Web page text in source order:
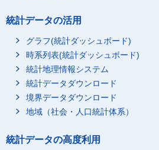
統計データの活用
グラフ(統計ダッシュボード)
時系列表(統計ダッシュボード)
統計地理情報システム
統計データダウンロード
境界データダウンロード
地域（社会・人口統計体系）
統計データの高度利用